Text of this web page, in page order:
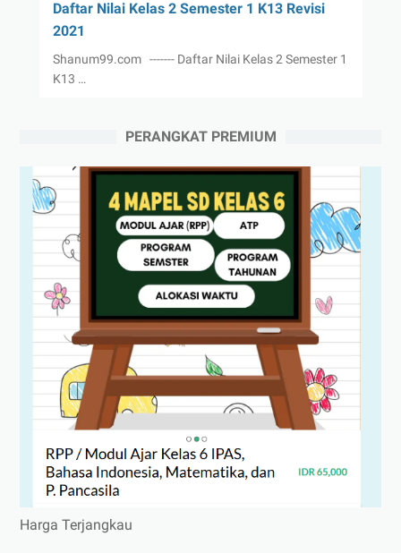
Daftar Nilai Kelas 2 Semester 1 K13 Revisi
2021
Shanum99.com ------- Daftar Nilai Kelas 2 Semester 1
K13 …
PERANGKAT PREMIUM
Harga Terjangkau